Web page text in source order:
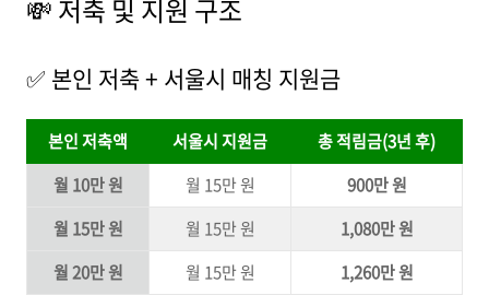
💸 저축 및 지원 구조
✅ 본인 저축 + 서울시 매칭 지원금
본인 저축액 서울시 지원금
총 적림금(3년 후)
월 10만 원
월 15만 원
900만 원
월 15만 원
월 15만 원
1,080만 원
월 20만 원
월 15만 원 1,260만 원